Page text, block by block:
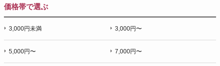
価格帯で選ぶ
3,000円未満 3,000円〜
5,000円〜 7,000円〜